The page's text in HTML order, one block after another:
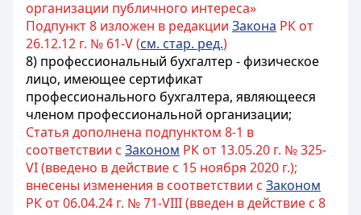
организации публичного интереса»
Подпункт 8 изложен в редакции Закона РК от
26.12.12 г. № 61-V (см. стар. ред.)
8) профессиональный бухгалтер - физическое
лицо, имеющее сертификат
профессионального бухгалтера, являющееся
членом профессиональной организации;
Статья дополнена подпунктом 8-1 в
соответствии с Законом РК от 13.05.20 г. № 325-
VI (введено в действие с 15 ноября 2020 г.);
внесены изменения в соответствии с Законом
РК от 06.04.24 г. № 71-VIII (введен в действие с 8